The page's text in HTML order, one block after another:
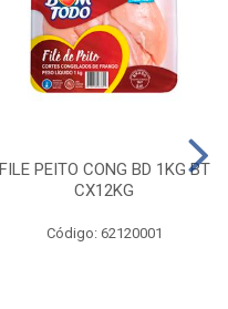
FILE PEITO CONG BD 1KG BT
CX12KG
Código: 62120001